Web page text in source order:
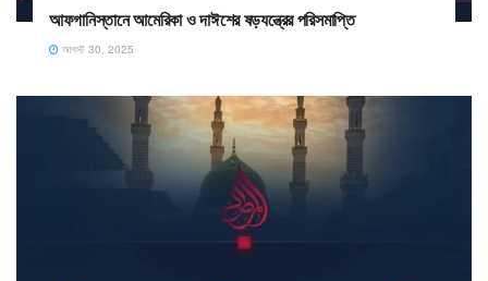
আফগানিস্তানে আমেরিকা ও দাঈশের ষড়যন্ত্রের পরিসমাপ্তি
আগস্ট 30, 2025